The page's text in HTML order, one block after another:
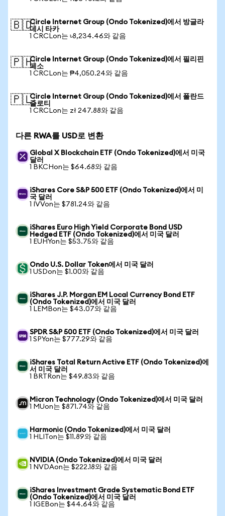
🇧🇩Circle Internet Group (Ondo Tokenized)에서 방글라
데시 타카
1 CRCLon는 ৳8,234.46와 같음
🇵🇭Circle Internet Group (Ondo Tokenized)에서 필리핀
페소
1 CRCLon는 ₱4,050.24와 같음
🇵🇱Circle Internet Group (Ondo Tokenized)에서 폴란드
즐로티
1 CRCLon는 zł 247.88와 같음
다른 RWA를 USD로 변환
Global X Blockchain ETF (Ondo Tokenized)에서 미국
달러
1 BKCHon는 $64.68와 같음
iShares Core S&P 500 ETF (Ondo Tokenized)에서 미
국 달러
1 IVVon는 $781.24와 같음
iShares Euro High Yield Corporate Bond USD
Hedged ETF (Ondo Tokenized)에서 미국 달러
1 EUHYon는 $53.75와 같음
Ondo U.S. Dollar Token에서 미국 달러
1 USDon는 $1.00와 같음
iShares J.P. Morgan EM Local Currency Bond ETF
(Ondo Tokenized)에서 미국 달러
1 LEMBon는 $43.07와 같음
SPDR S&P 500 ETF (Ondo Tokenized)에서 미국 달러
1 SPYon는 $777.29와 같음
iShares Total Return Active ETF (Ondo Tokenized)에
서 미국 달러
1 BRTRon는 $49.83와 같음
Micron Technology (Ondo Tokenized)에서 미국 달러
1 MUon는 $871.74와 같음
Harmonic (Ondo Tokenized)에서 미국 달러
1 HLITon는 $11.89와 같음
NVIDIA (Ondo Tokenized)에서 미국 달러
1 NVDAon는 $222.18와 같음
iShares Investment Grade Systematic Bond ETF
(Ondo Tokenized)에서 미국 달러
1 IGEBon는 $44.64와 같음